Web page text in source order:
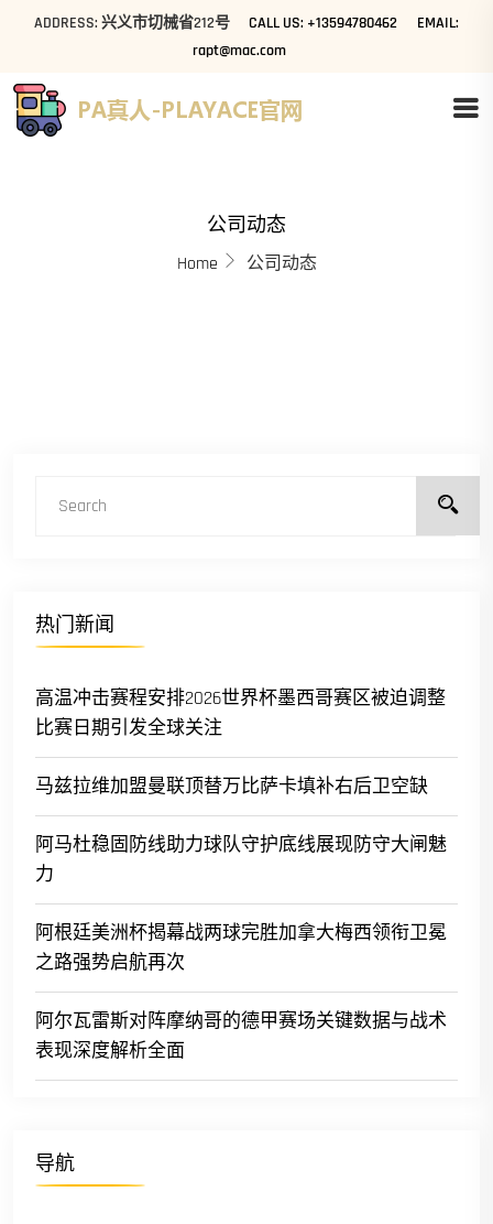
ADDRESS: 兴义市切械省212号 CALL US: +13594780462
EMAIL:
rapt@mac.com
公司动态
Home 公司动态
热门新闻
高温冲击赛程安排2026世界杯墨西哥赛区被迫调整
比赛日期引发全球关注
马兹拉维加盟曼联顶替万比萨卡填补右后卫空缺
阿马杜稳固防线助力球队守护底线展现防守大闸魅
力
阿根廷美洲杯揭幕战两球完胜加拿大梅西领衔卫冕
之路强势启航再次
阿尔瓦雷斯对阵摩纳哥的德甲赛场关键数据与战术
表现深度解析全面
导航